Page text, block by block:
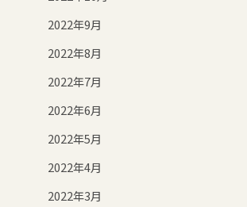
2022年9月
2022年8月
2022年7月
2022年6月
2022年5月
2022年4月
2022年3月